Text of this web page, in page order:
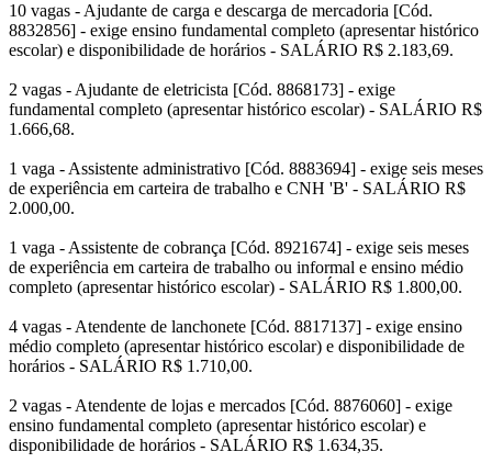
10 vagas - Ajudante de carga e descarga de mercadoria [Cód.
8832856] - exige ensino fundamental completo (apresentar histórico
escolar) e disponibilidade de horários - SALÁRIO R$ 2.183,69.
2 vagas - Ajudante de eletricista [Cód. 8868173] - exige
fundamental completo (apresentar histórico escolar) - SALÁRIO R$
1.666,68.
1 vaga - Assistente administrativo [Cód. 8883694] - exige seis meses
de experiência em carteira de trabalho e CNH 'B' - SALÁRIO R$
2.000,00.
1 vaga - Assistente de cobrança [Cód. 8921674] - exige seis meses
de experiência em carteira de trabalho ou informal e ensino médio
completo (apresentar histórico escolar) - SALÁRIO R$ 1.800,00.
4 vagas - Atendente de lanchonete [Cód. 8817137] - exige ensino
médio completo (apresentar histórico escolar) e disponibilidade de
horários - SALÁRIO R$ 1.710,00.
2 vagas - Atendente de lojas e mercados [Cód. 8876060] - exige
ensino fundamental completo (apresentar histórico escolar) e
disponibilidade de horários - SALÁRIO R$ 1.634,35.